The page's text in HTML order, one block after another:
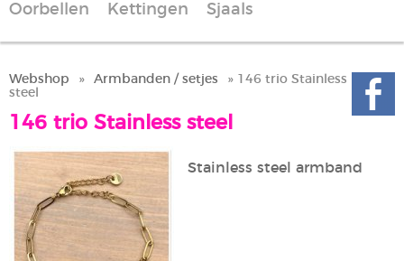
Oorbellen Kettingen Sjaals
Webshop » Armbanden / setjes
» 146 trio Stainless
steel
146 trio Stainless steel
Stainless steel armband